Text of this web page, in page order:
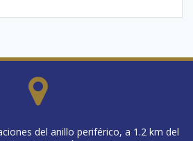
del anillo periférico, a 1.2 km del